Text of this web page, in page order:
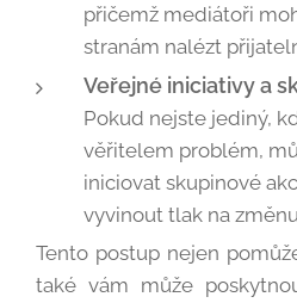
přičemž mediátoři
stranám nalézt
Veřejné iniciativy a
Pokud nejste jediný,
věřitelem problém,
iniciovat skupinové
vyvinout tlak na
Tento postup nejen
také vám může